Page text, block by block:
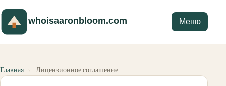
whoisaaronbloom.com Меню
Главная › Лицензионное соглашение